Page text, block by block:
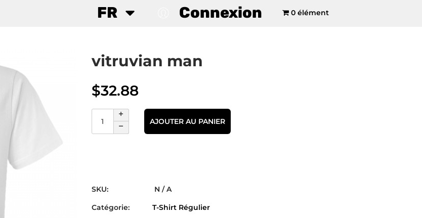
FR Connexion 0 élément
vitruvian man
$32.88
AJOUTER AU PANIER
SKU:
N / A
Catégorie:
T-Shirt Régulier